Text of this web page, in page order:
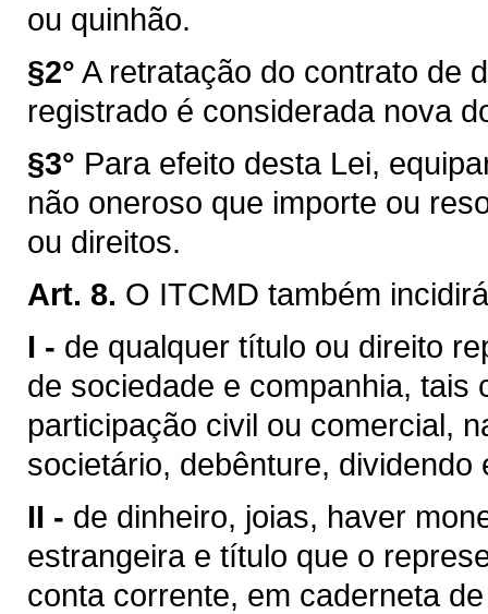
ou quinhão.
§2° A retratação do contrato de
registrado é considerada nova
§3° Para efeito desta Lei,
não oneroso que importe ou
ou direitos.
Art. 8. O ITCMD também
I - de qualquer título ou direito
de sociedade e companhia, tais
participação civil ou comercial,
societário, debênture,
II - de dinheiro, joias, haver
estrangeira e título que o
conta corrente, em caderneta